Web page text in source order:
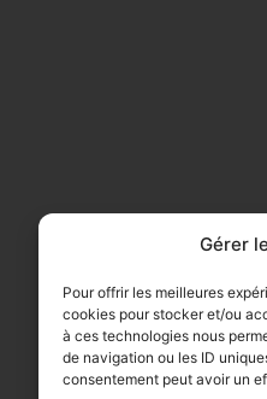
Gérer
Pour offrir les meilleures
cookies pour stocker et/ou
à ces technologies nous
de navigation ou les ID
consentement peut avoir un